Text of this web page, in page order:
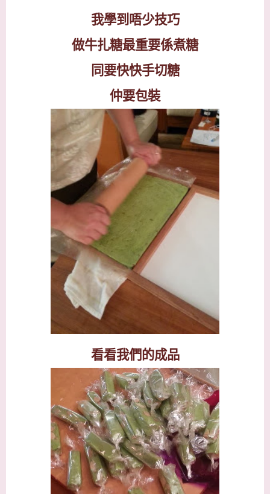
我學到唔少技巧
做牛扎糖最重要係煮糖
同要快快手切糖
仲要包裝
看看我們的成品